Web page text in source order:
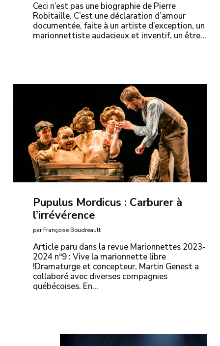
Ceci n’est pas une biographie de Pierre
Robitaille. C’est une déclaration d’amour
documentée, faite à un artiste d’exception, un
marionnettiste audacieux et inventif, un être…
Pupulus Mordicus : Carburer à
l’irrévérence
par Françoise Boudreault
Article paru dans la revue Marionnettes 2023-
2024 nº9 : Vive la marionnette libre
!Dramaturge et concepteur, Martin Genest a
collaboré avec diverses compagnies
québécoises. En…